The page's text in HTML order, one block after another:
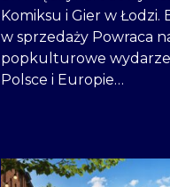
Komiksu i Gier w Łodzi.
w sprzedaży Powraca
popkulturowe
Polsce i Europie…